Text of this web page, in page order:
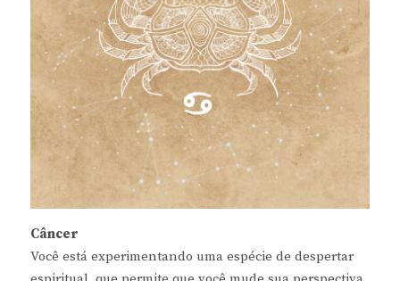
Câncer
Você está experimentando uma espécie de despertar